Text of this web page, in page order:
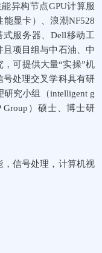
异构节点GPU计算服
能显卡）、浪潮NF528
式服务器、Dell移动工
项目组与中石油、中
，可提供大量“实操”机
处理交叉学科具有研
研究小组（intelligent g
Group ）硕士、博士研
，信号处理，计算机视